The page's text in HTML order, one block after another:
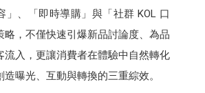
」、「即時導購」與「社群 KOL 口
略，不僅快速引爆新品討論度、為品
流入，更讓消費者在體驗中自然轉化
曝光、互動與轉換的三重綜效。